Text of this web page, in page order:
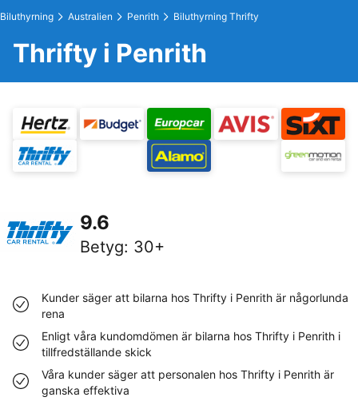
Biluthyrning Australien Penrith Biluthyrning Thrifty
Thrifty i Penrith
9.6
Betyg: 30+
Kunder säger att bilarna hos Thrifty i Penrith är någorlunda
rena
Enligt våra kundomdömen är bilarna hos Thrifty i Penrith i
tillfredställande skick
Våra kunder säger att personalen hos Thrifty i Penrith är
ganska effektiva